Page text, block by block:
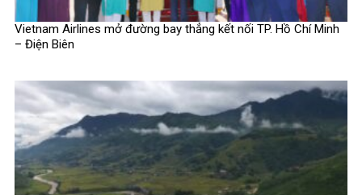
Vietnam Airlines mở đường bay thẳng kết nối TP. Hồ Chí Minh
– Điện Biên